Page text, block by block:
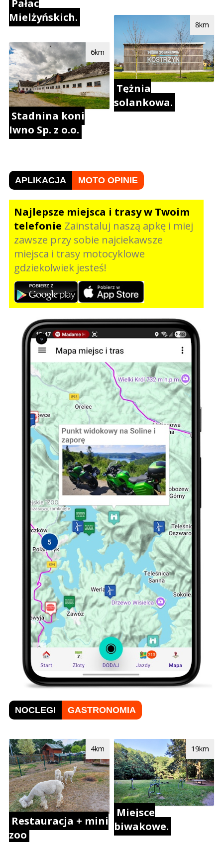
Pałac
Mielżyńskich.
Stadnina koni
Iwno Sp. z o.o.
6km
Tężnia
solankowa.
8km
APLIKACJA MOTO OPINIE
Najlepsze miejsca i trasy w Twoim
telefonie Zainstaluj naszą apkę i miej
zawsze przy sobie najciekawsze
miejsca i trasy motocyklowe
gdziekolwiek jesteś!
NOCLEGI GASTRONOMIA
Restauracja + mini
zoo
4km
Miejsce
biwakowe.
19km